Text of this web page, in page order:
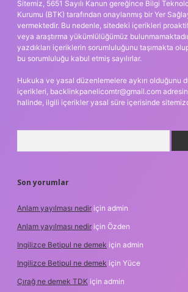
Sitemiz, 5651 Sayılı Kanun gereğince Bilgi
Kurumu (BTK) tarafından onaylanmış bir Yer
vermektedir. Bu nedenle, sitedeki içerikleri
veya araştırma yükümlülüğümüz
yazdıkları içeriklerin sorumluluğunu taşımakta
bu sorumluluğu kabul etmiş sayılırlar.
Hukuka ve yasal düzenlemelere aykırı olduğunu
içerikleri, backlinkpanelicomtr@gmail.com
halinde, ilgili içerikler yasal süre içerisinde
Son yorumlar
Anlam yayılması nedir için admin
Anlam yayılması nedir için Özden
Ingilizce Betipul ne demek için admin
Ingilizce Betipul ne demek için Yüce
Çırağ ne demek TDK için admin